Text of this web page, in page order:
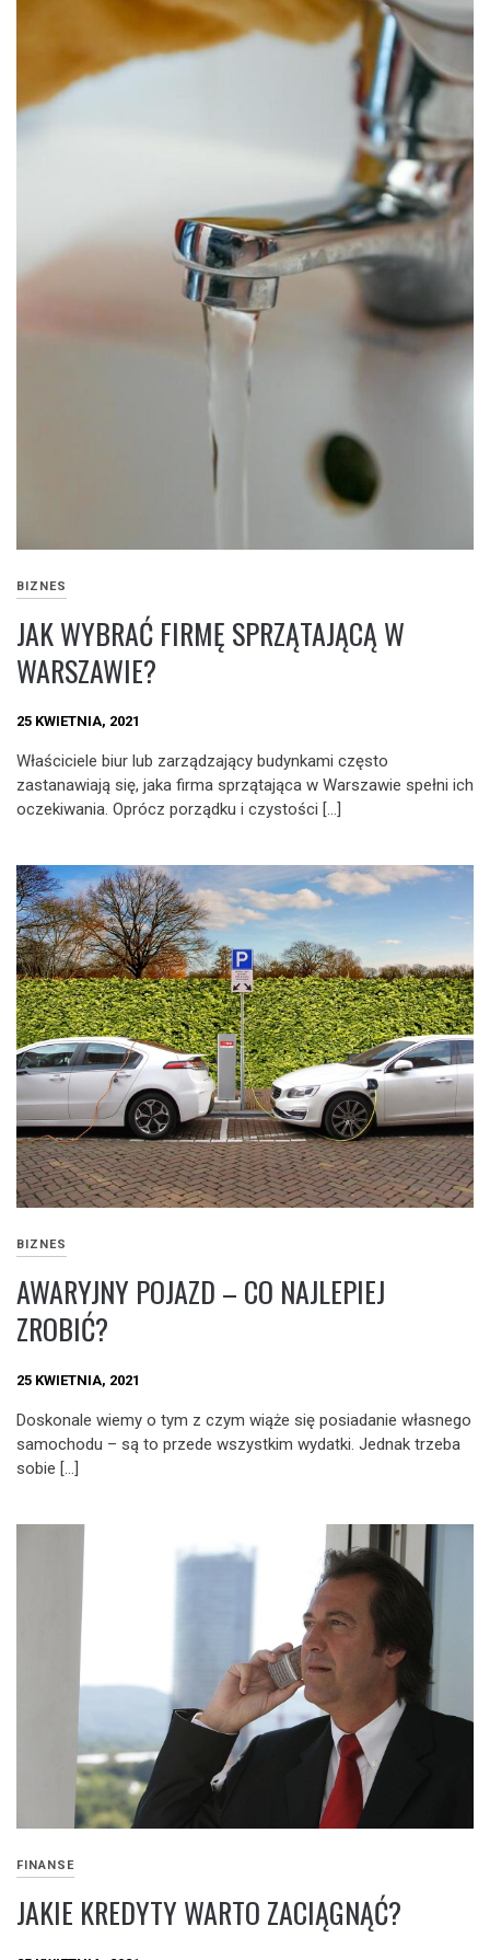
BIZNES
JAK WYBRAĆ FIRMĘ SPRZĄTAJĄCĄ W
WARSZAWIE?
25 KWIETNIA, 2021
Właściciele biur lub zarządzający budynkami często
zastanawiają się, jaka firma sprzątająca w Warszawie spełni ich
oczekiwania. Oprócz porządku i czystości […]
BIZNES
AWARYJNY POJAZD – CO NAJLEPIEJ
ZROBIĆ?
25 KWIETNIA, 2021
Doskonale wiemy o tym z czym wiąże się posiadanie własnego
samochodu – są to przede wszystkim wydatki. Jednak trzeba
sobie […]
FINANSE
JAKIE KREDYTY WARTO ZACIĄGNĄĆ?